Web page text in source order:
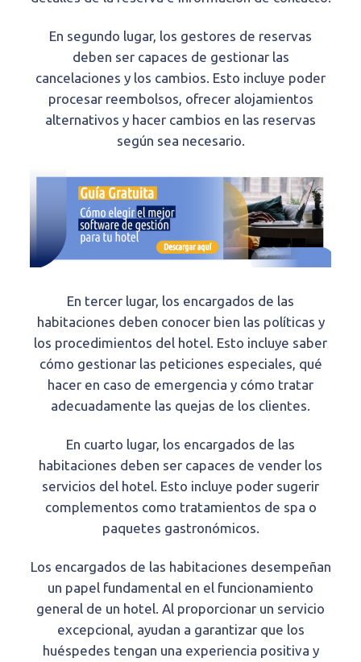
En segundo lugar, los gestores de reservas
deben ser capaces de gestionar las
cancelaciones y los cambios. Esto incluye poder
procesar reembolsos, ofrecer alojamientos
alternativos y hacer cambios en las reservas
según sea necesario.
En tercer lugar, los encargados de las
habitaciones deben conocer bien las políticas y
los procedimientos del hotel. Esto incluye saber
cómo gestionar las peticiones especiales, qué
hacer en caso de emergencia y cómo tratar
adecuadamente las quejas de los clientes.
En cuarto lugar, los encargados de las
habitaciones deben ser capaces de vender los
servicios del hotel. Esto incluye poder sugerir
complementos como tratamientos de spa o
paquetes gastronómicos.
Los encargados de las habitaciones desempeñan
un papel fundamental en el funcionamiento
general de un hotel. Al proporcionar un servicio
excepcional, ayudan a garantizar que los
huéspedes tengan una experiencia positiva y